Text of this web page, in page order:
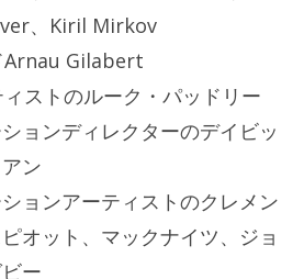
、Kiril Mirkov
Arnau Gilabert
ィストのルーク・パッドリー
ョンディレクターのデイビッ
ン
ョンアーティストのクレメン
オット、マックナイツ、ジョ
ー